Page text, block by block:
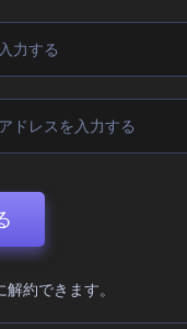
約できます。